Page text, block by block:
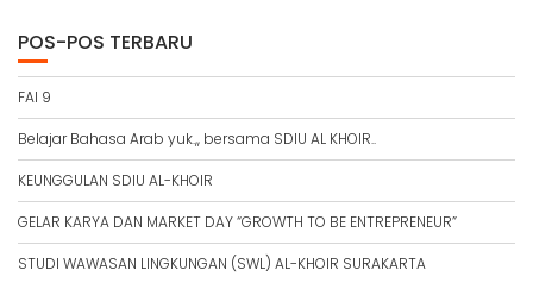
POS-POS TERBARU
FAI 9
Belajar Bahasa Arab yuk.,, bersama SDIU AL KHOIR..
KEUNGGULAN SDIU AL-KHOIR
GELAR KARYA DAN MARKET DAY “GROWTH TO BE ENTREPRENEUR”
STUDI WAWASAN LINGKUNGAN (SWL) AL-KHOIR SURAKARTA